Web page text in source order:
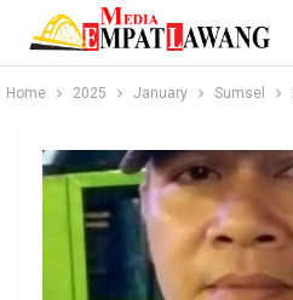
Home 2025 January Sumsel